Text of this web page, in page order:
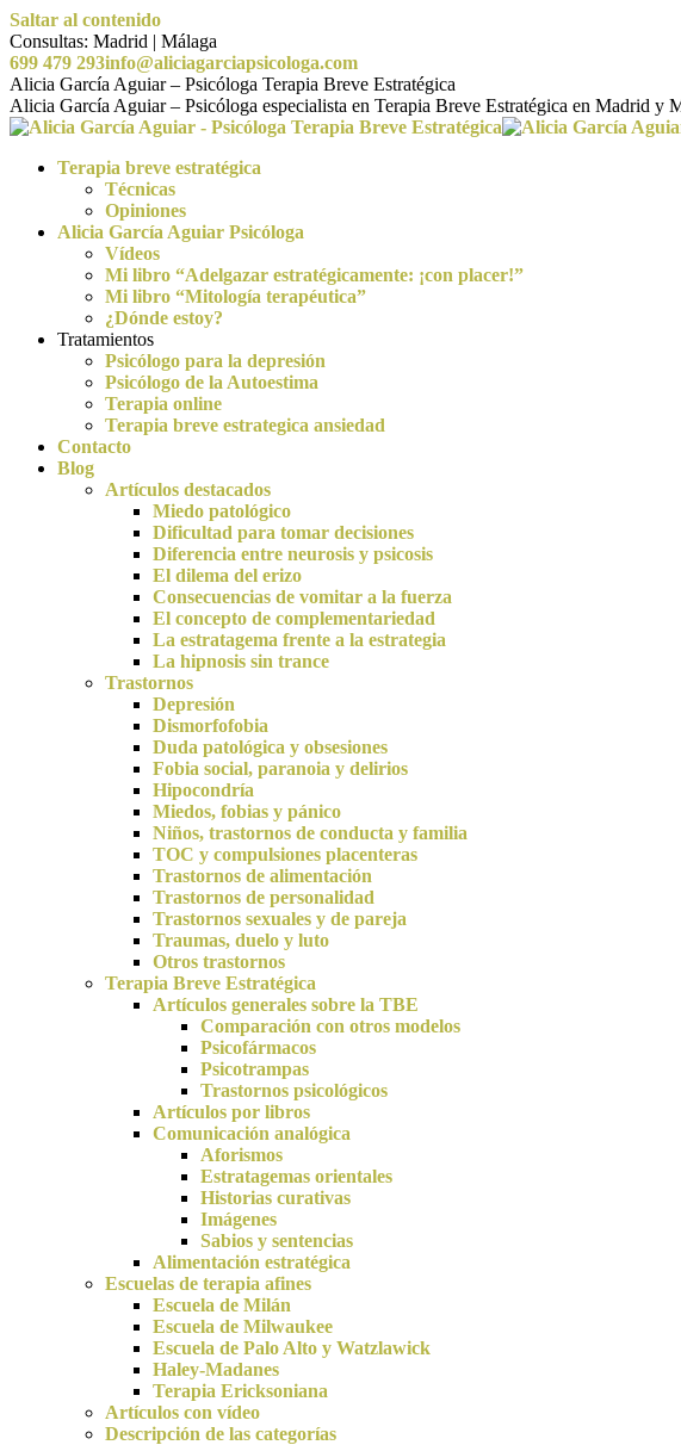
Saltar al contenido
Consultas: Madrid | Málaga
699 479 293info@aliciagarciapsicologa.com
Alicia García Aguiar – Psicóloga Terapia Breve Estratégica
Alicia García Aguiar – Psicóloga especialista en Terapia Breve Estratégica en Madrid y
Terapia breve estratégica
Técnicas
Opiniones
Alicia García Aguiar Psicóloga
Vídeos
Mi libro “Adelgazar estratégicamente: ¡con placer!”
Mi libro “Mitología terapéutica”
¿Dónde estoy?
Tratamientos
Psicólogo para la depresión
Psicólogo de la Autoestima
Terapia online
Terapia breve estrategica ansiedad
Contacto
Blog
Artículos destacados
Miedo patológico
Dificultad para tomar decisiones
Diferencia entre neurosis y psicosis
El dilema del erizo
Consecuencias de vomitar a la fuerza
El concepto de complementariedad
La estratagema frente a la estrategia
La hipnosis sin trance
Trastornos
Depresión
Dismorfofobia
Duda patológica y obsesiones
Fobia social, paranoia y delirios
Hipocondría
Miedos, fobias y pánico
Niños, trastornos de conducta y familia
TOC y compulsiones placenteras
Trastornos de alimentación
Trastornos de personalidad
Trastornos sexuales y de pareja
Traumas, duelo y luto
Otros trastornos
Terapia Breve Estratégica
Artículos generales sobre la TBE
Comparación con otros modelos
Psicofármacos
Psicotrampas
Trastornos psicológicos
Artículos por libros
Comunicación analógica
Aforismos
Estratagemas orientales
Historias curativas
Imágenes
Sabios y sentencias
Alimentación estratégica
Escuelas de terapia afines
Escuela de Milán
Escuela de Milwaukee
Escuela de Palo Alto y Watzlawick
Haley-Madanes
Terapia Ericksoniana
Artículos con vídeo
Descripción de las categorías